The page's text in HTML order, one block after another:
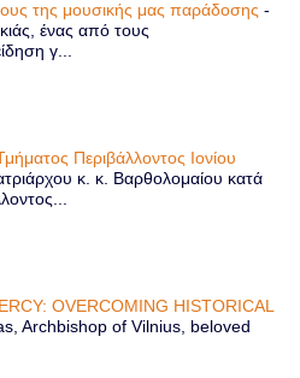
της μουσικής μας παράδοσης-
ένας από τους
γ...
Περιβάλλοντος Ιονίου
κ. κ. Βαρθολομαίου κατά
OVERCOMING HISTORICAL
Archbishop of Vilnius, beloved